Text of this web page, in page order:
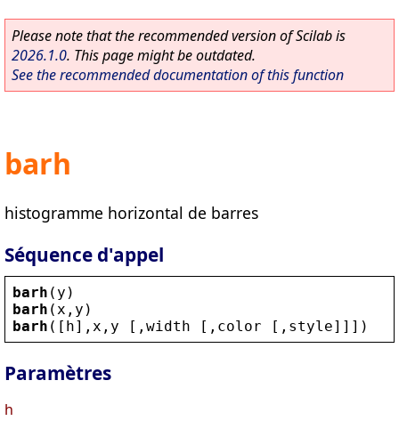
Please note that the recommended version of Scilab is
2026.1.0. This page might be outdated.
See the recommended documentation of this function
barh
histogramme horizontal de barres
Séquence d'appel
barh ( y )
barh ( x , y )
barh ([ h], x , y [, width [, color [, style]]])
Paramètres
h